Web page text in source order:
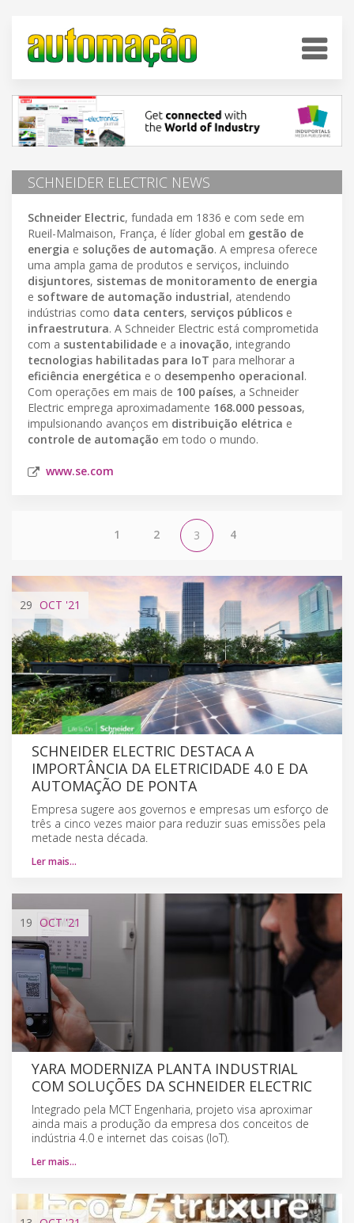
SCHNEIDER ELECTRIC NEWS
Schneider Electric, fundada em 1836 e com sede em
Rueil-Malmaison, França, é líder global em gestão de
energia e soluções de automação. A empresa oferece
uma ampla gama de produtos e serviços, incluindo
disjuntores, sistemas de monitoramento de energia
e software de automação industrial, atendendo
indústrias como data centers, serviços públicos e
infraestrutura. A Schneider Electric está comprometida
com a sustentabilidade e a inovação, integrando
tecnologias habilitadas para IoT para melhorar a
eficiência energética e o desempenho operacional.
Com operações em mais de 100 países, a Schneider
Electric emprega aproximadamente 168.000 pessoas,
impulsionando avanços em distribuição elétrica e
controle de automação em todo o mundo.
www.se.com
1 2 3 4
29 OCT '21
SCHNEIDER ELECTRIC DESTACA A
IMPORTÂNCIA DA ELETRICIDADE 4.0 E DA
AUTOMAÇÃO DE PONTA
Empresa sugere aos governos e empresas um esforço de
três a cinco vezes maior para reduzir suas emissões pela
metade nesta década.
Ler mais…
19 OCT'21
YARA MODERNIZA PLANTA INDUSTRIAL
COM SOLUÇÕES DA SCHNEIDER ELECTRIC
Integrado pela MCT Engenharia, projeto visa aproximar
ainda mais a produção da empresa dos conceitos de
indústria 4.0 e internet das coisas (IoT).
Ler mais…